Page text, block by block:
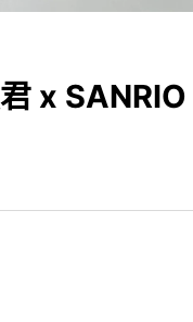
x SANRIO